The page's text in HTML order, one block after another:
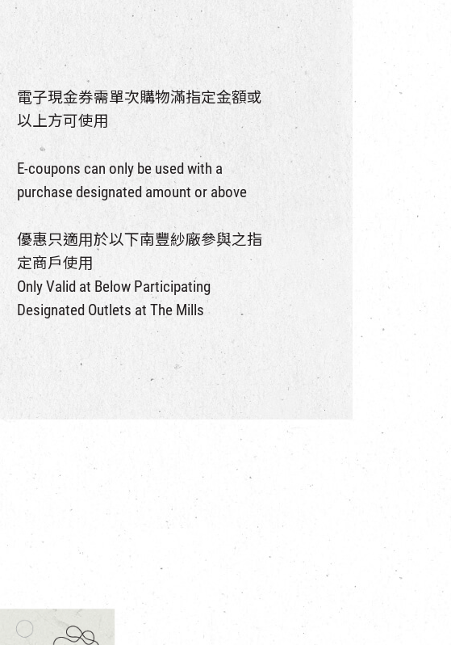
電子現金券需單次購物滿指定金額或
以上方可使用
E-coupons can only be used with a
purchase designated amount or above
優惠只適用於以下南豐紗廠參與之指
定商戶使用
Only Valid at Below Participating
Designated Outlets at The Mills